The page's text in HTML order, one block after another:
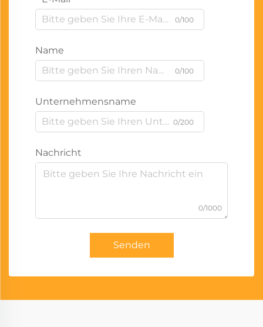
0/100
Name
0/100
Unternehmensname
0/200
Nachricht
0/1000
Senden